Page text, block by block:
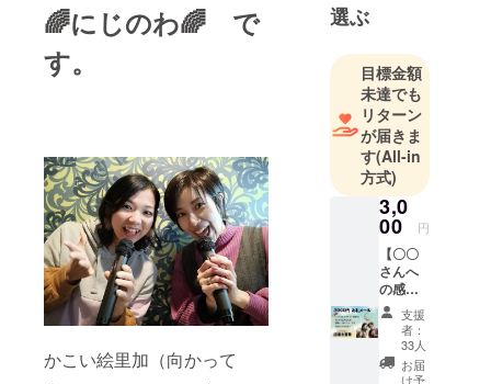
🌈にじのわ🌈 で
す。
かこい絵里加（向かって
いう意味が
障害のある/
なしで人を
わけない。
みんな一緒
に楽しも
う！そんな
想いを込め
て、心を込
めて創りあ
げた親子コ
ンサート
や、シニア
向けの健康
選ぶ
目標金額
未達でも
リターン
が届きま
す(All-in
方式)
3,0
00 円
【〇〇
さんへ
の感謝
の気持
ちを、
口ずさ
みなが
らメロ
支援
者：
33人
お届
け予